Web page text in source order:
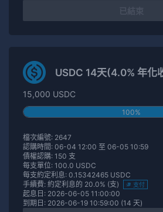
USDC 14天(4.0% 年化
15,000 USDC
100%
檔次編號: 2647
認購時間: 06-04 12:00 至 06-05 10:59
債權認購: 150 支
每支單位: 100.0 USDC
每支約定利息: 0.15342465 USDC
手續費: 約定利息的 20.0% (支)
支付
起息日: 2026-06-05 11:00:00
到期日: 2026-06-19 10:59:00 (14 天)